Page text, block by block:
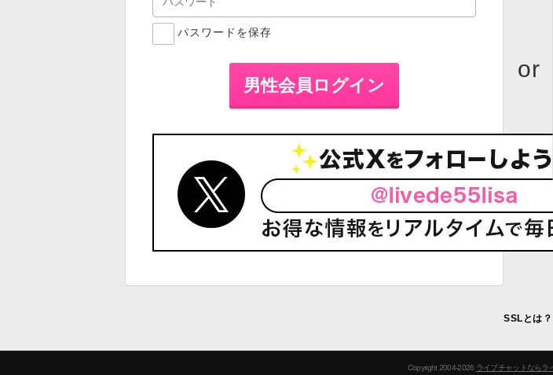
パスワードを保存
SSLとは？
Copyright 2004-2026 ライブチャットならラ